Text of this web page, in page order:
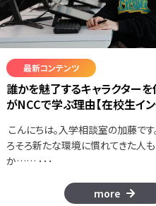
最新コンテンツ
誰かを魅了するキャラクター
がNCCで学ぶ理由【在校生イン
こんにちは。入学相談室の加藤です
ろそろ新たな環境に慣れてきた人も
か…… ･･･
more